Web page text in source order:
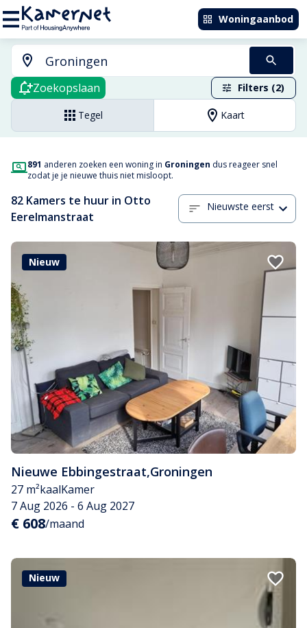
Woningaanbod
Zoekopslaan Filters (2)
Tegel Kaart
891 anderen zoeken een woning in Groningen dus reageer snel
zodat je je nieuwe thuis niet misloopt.
82 Kamers te huur in Otto
Eerelmanstraat
Nieuwste eerst
Nieuw
Nieuwe Ebbingestraat,Groningen
27 m²kaalKamer
7 Aug 2026 - 6 Aug 2027
€ 608/maand
Nieuw